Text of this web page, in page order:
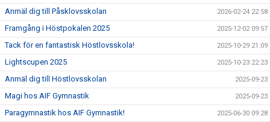
Anmäl dig till Påsklovsskolan 2026-02-24 22:58
Framgång i Höstpokalen 2025 2025-12-02 09:57
Tack för en fantastisk Höstlovsskola! 2025-10-29 21:09
Lightscupen 2025 2025-10-23 22:23
Anmäl dig till Höstlovsskolan 2025-09-23
Magi hos AIF Gymnastik 2025-09-23
Paragymnastik hos AIF Gymnastik! 2025-06-30 09:28